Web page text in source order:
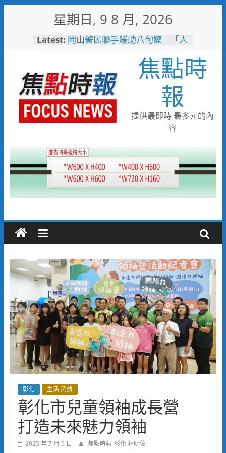
星期日, 9 8 月, 2026
Latest: 臺南社區防暴劇力拚全國 環湖
社區奪季軍、民榮社區獲佳作
岡山警民聯手暖助八旬嬤 「人
情味GPS」10分鐘找回返家路
高雄4,599件作品傳遞拒毒信
念 「2026港都反毒盃」用畫
筆打造兒童防毒力
498位大專青年返鄉 彰化暑期
工讀營隊結業
彰化縣運會6項10人破大會紀錄
焦點時
報
提供最即時 最多元的內
容
彰化 生活.消費
彰化市兒童領袖成長營
打造未來魅力領袖
2025 年 7 月 9 日 焦點時報-彰化 林明佑